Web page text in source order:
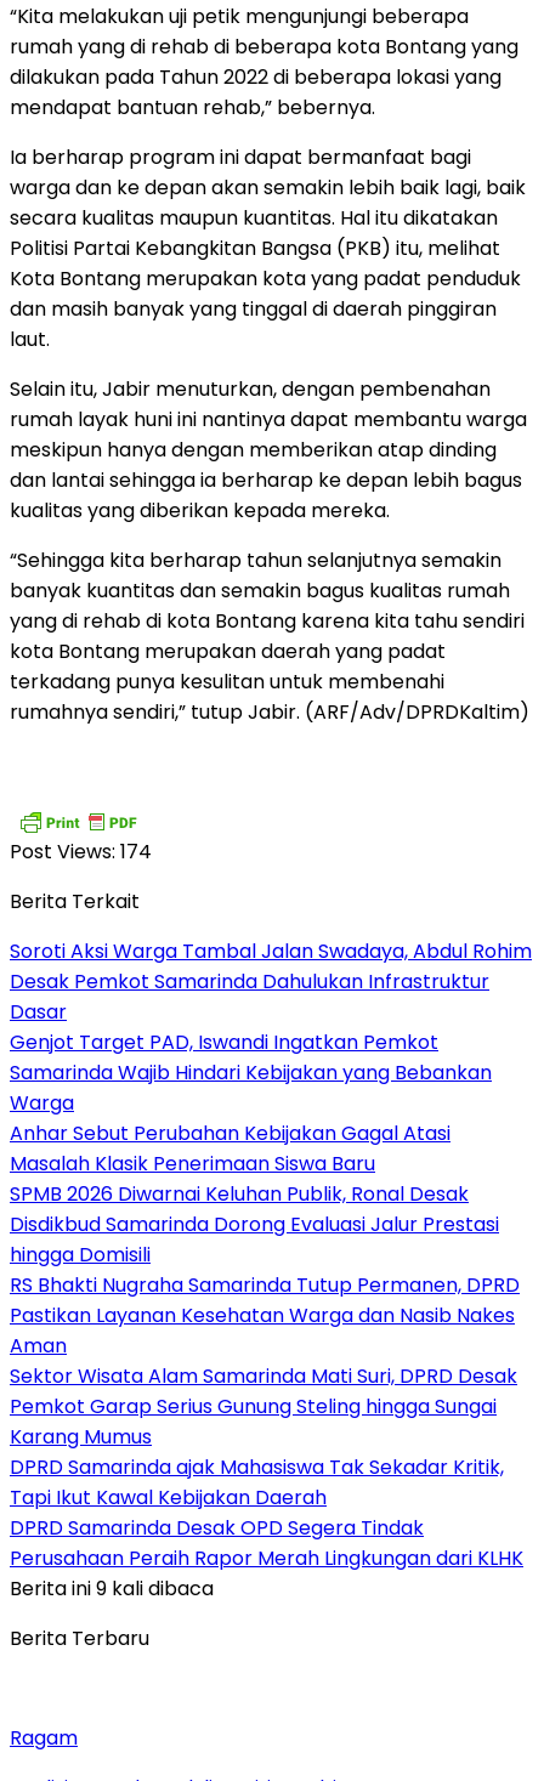
“Kita melakukan uji petik mengunjungi beberapa
rumah yang di rehab di beberapa kota Bontang yang
dilakukan pada Tahun 2022 di beberapa lokasi yang
mendapat bantuan rehab,” bebernya.
Ia berharap program ini dapat bermanfaat bagi
warga dan ke depan akan semakin lebih baik lagi, baik
secara kualitas maupun kuantitas. Hal itu dikatakan
Politisi Partai Kebangkitan Bangsa (PKB) itu, melihat
Kota Bontang merupakan kota yang padat penduduk
dan masih banyak yang tinggal di daerah pinggiran
laut.
Selain itu, Jabir menuturkan, dengan pembenahan
rumah layak huni ini nantinya dapat membantu warga
meskipun hanya dengan memberikan atap dinding
dan lantai sehingga ia berharap ke depan lebih bagus
kualitas yang diberikan kepada mereka.
“Sehingga kita berharap tahun selanjutnya semakin
banyak kuantitas dan semakin bagus kualitas rumah
yang di rehab di kota Bontang karena kita tahu sendiri
kota Bontang merupakan daerah yang padat
terkadang punya kesulitan untuk membenahi
rumahnya sendiri,” tutup Jabir. (ARF/Adv/DPRDKaltim)
Post Views: 174
Berita Terkait
Soroti Aksi Warga Tambal Jalan Swadaya, Abdul Rohim
Desak Pemkot Samarinda Dahulukan Infrastruktur
Dasar
Genjot Target PAD, Iswandi Ingatkan Pemkot
Samarinda Wajib Hindari Kebijakan yang Bebankan
Warga
Anhar Sebut Perubahan Kebijakan Gagal Atasi
Masalah Klasik Penerimaan Siswa Baru
SPMB 2026 Diwarnai Keluhan Publik, Ronal Desak
Disdikbud Samarinda Dorong Evaluasi Jalur Prestasi
hingga Domisili
RS Bhakti Nugraha Samarinda Tutup Permanen, DPRD
Pastikan Layanan Kesehatan Warga dan Nasib Nakes
Aman
Sektor Wisata Alam Samarinda Mati Suri, DPRD Desak
Pemkot Garap Serius Gunung Steling hingga Sungai
Karang Mumus
DPRD Samarinda ajak Mahasiswa Tak Sekadar Kritik,
Tapi Ikut Kawal Kebijakan Daerah
DPRD Samarinda Desak OPD Segera Tindak
Perusahaan Peraih Rapor Merah Lingkungan dari KLHK
Berita ini 9 kali dibaca
Berita Terbaru
Ragam